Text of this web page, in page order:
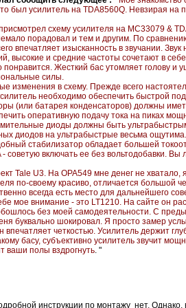
был усилитель на TDA8560Q. Невзирая на
схему усилителя на МС33079 &
порадовал и тем и другим. По
впечатляет изысканность в звучании. Звук
высокие и средние частоты сочетают в
понравится. Жесткий бас утомляет голову
силы.
изменения в схему. Прежде всего
необходимо обеспечить быстрой
(или батарея конденсаторов) должны
оперативную подачу тока на пиках
диоды должны быть
диодов на ультрабыстрые весьма
стабилизатор обладает большей
советую включать ее без вольтодобавки.
Tale U3. На OPA549 мне денег не
по-своему красиво, отличается большой
всегда есть место для дальнейшего
мое внимание - это LT1210. На сайте он
без моей самодеятельности. С
буквально шокировал. Я просто замер
впечатляет четкостью. Усилитель держит
басу, субъективно усилитель звучит
ваши полы вздрогнуть. "
подробной инструкции по монтажу нет.